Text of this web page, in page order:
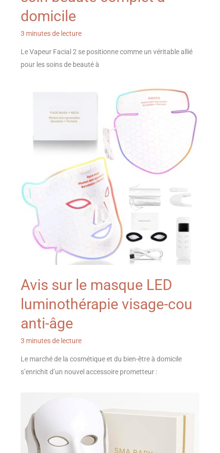
domicile
3 minutes de lecture
Le Vapeur Facial 2 se positionne comme un véritable allié
pour les soins de beauté à
Avis sur le masque LED
luminothérapie visage-cou
anti-âge
3 minutes de lecture
Le marché de la cosmétique et du bien-être à domicile
s’enrichit d’un nouvel accessoire prometteur :